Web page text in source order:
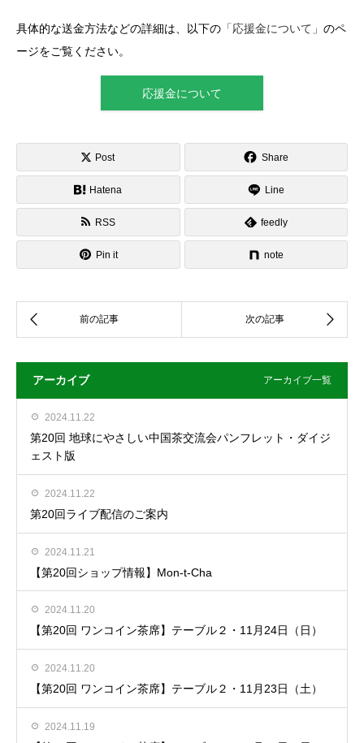
具体的な送金方法などの詳細は、以下の 「応援金について」 のペ
ージをご覧ください。
応援金について
Post Share
Hatena Line
RSS feedly
Pin it note
アーカイブ アーカイブ一覧
2024.11.22
第20回 地球にやさしい中国茶交流会パンフレット・ダイジ
ェスト版
2024.11.22
第20回ライブ配信のご案内
2024.11.21
【第20回ショップ情報】Mon-t-Cha
2024.11.20
【第20回 ワンコイン茶席】テーブル２・11月24日（日）
2024.11.20
【第20回 ワンコイン茶席】テーブル２・11月23日（土）
2024.11.19